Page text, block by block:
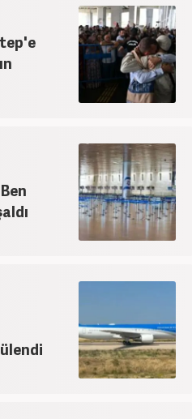
meslek hayatında da ön
planda tutmaktadır.